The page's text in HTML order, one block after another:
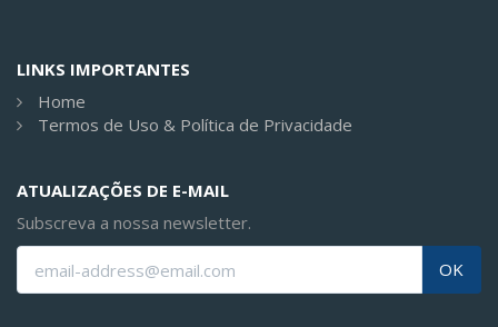
LINKS IMPORTANTES
Home
Termos de Uso & Política de Privacidade
ATUALIZAÇÕES DE E-MAIL
Subscreva a nossa newsletter.
OK